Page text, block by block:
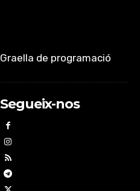
Graella de programació
Segueix-nos